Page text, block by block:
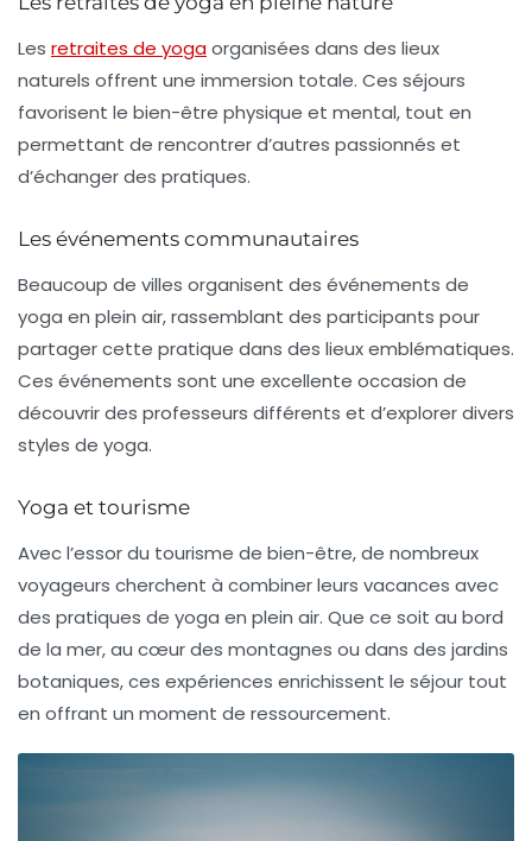
Les retraites de yogaorganisées dans des lieux
naturels offrent une immersion totale. Ces séjours
favorisent le bien-être physique et mental, tout en
permettant de rencontrer d’autres passionnés et
d’échanger des pratiques.
Les événements communautaires
Beaucoup de villes organisent des événements de
yoga en plein air, rassemblant des participants pour
partager cette pratique dans des lieux emblématiques.
Ces événements sont une excellente occasion de
découvrir des professeurs différents et d’explorer divers
styles de yoga.
Yoga et tourisme
Avec l’essor du tourisme de bien-être, de nombreux
voyageurs cherchent à combiner leurs vacances avec
des pratiques de yoga en plein air. Que ce soit au bord
de la mer, au cœur des montagnes ou dans des jardins
botaniques, ces expériences enrichissent le séjour tout
en offrant un moment de ressourcement.